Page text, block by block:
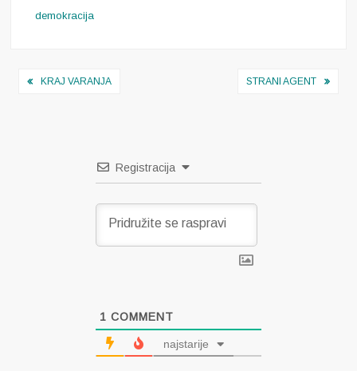
demokracija
Navigacija
KRAJ VARANJA STRANI AGENT
Registracija
1 COMMENT
najstarije